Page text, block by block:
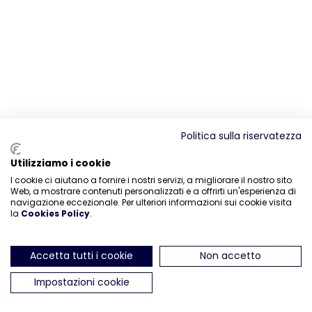
Politica sulla riservatezza
Utilizziamo i cookie
I cookie ci aiutano a fornire i nostri servizi, a migliorare il nostro sito
Web, a mostrare contenuti personalizzati e a offrirti un'esperienza di
navigazione eccezionale. Per ulteriori informazioni sui cookie visita
la Cookies Policy.
Accetta tutti i cookie
Non accetto
Impostazioni cookie